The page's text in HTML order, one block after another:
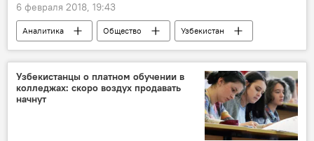
6 февраля 2018, 19:43
Аналитика Общество
Узбекистан
Польша
Volvo
Узбекистанцы о платном обучении в
колледжах: скоро воздух продавать
начнут